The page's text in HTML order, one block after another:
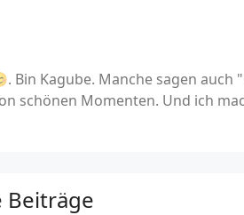
Bin Kagube. Manche sagen
schönen Momenten. Und ich
Beiträge